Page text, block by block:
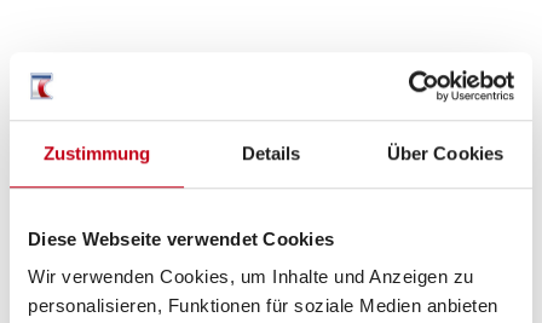
Zustimmung Details Über Cookies
Diese Webseite verwendet Cookies
Wir verwenden Cookies, um Inhalte und Anzeigen zu
personalisieren, Funktionen für soziale Medien anbieten
Ausstattung
Sonstiges
Nichtraucherfahrzeug